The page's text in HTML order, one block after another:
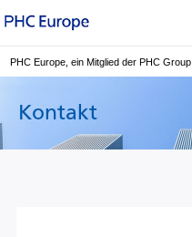
PHC Europe, ein Mitglied der PHC Group
Kontakt